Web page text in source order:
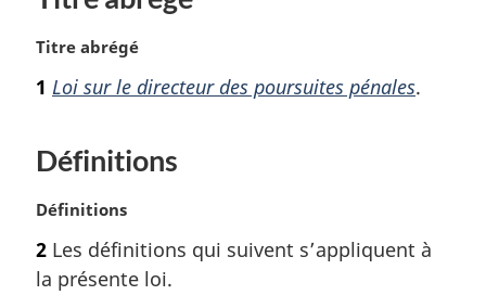
N
t
a
g
i
n
a
Titre abrégé
1 Loi sur le directeur des poursuites pénales.
Définitions
N
t
e
Définitions
2 Les définitions qui suivent s’appliquent à
la présente loi.